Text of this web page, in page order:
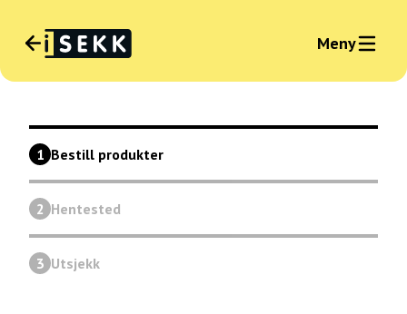
Språk:
Norsk
Logg inn bedrift
Meny
1 Bestill produkter
2 Hentested
3 Utsjekk